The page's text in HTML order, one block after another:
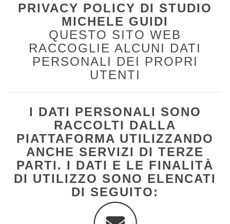
PRIVACY POLICY DI STUDIO
MICHELE GUIDI
QUESTO SITO WEB
RACCOGLIE ALCUNI DATI
PERSONALI DEI PROPRI
UTENTI
I DATI PERSONALI SONO
RACCOLTI DALLA
PIATTAFORMA UTILIZZANDO
ANCHE SERVIZI DI TERZE
PARTI. I DATI E LE FINALITÀ
DI UTILIZZO SONO ELENCATI
DI SEGUITO: